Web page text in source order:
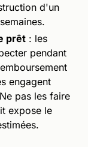
d'un
prêt : les
pendant
engagent
pas les faire
expose le